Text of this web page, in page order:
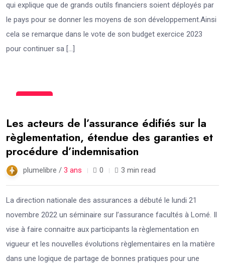
qui explique que de grands outils financiers soient déployés par
le pays pour se donner les moyens de son développement.Ainsi
cela se remarque dans le vote de son budget exercice 2023
pour continuer sa […]
Les acteurs de l’assurance édifiés sur la
règlementation, étendue des garanties et
procédure d’indemnisation
plumelibre / 3 ans 0 3 min read
La direction nationale des assurances a débuté le lundi 21
novembre 2022 un séminaire sur l’assurance facultés à Lomé. Il
vise à faire connaitre aux participants la règlementation en
vigueur et les nouvelles évolutions règlementaires en la matière
dans une logique de partage de bonnes pratiques pour une